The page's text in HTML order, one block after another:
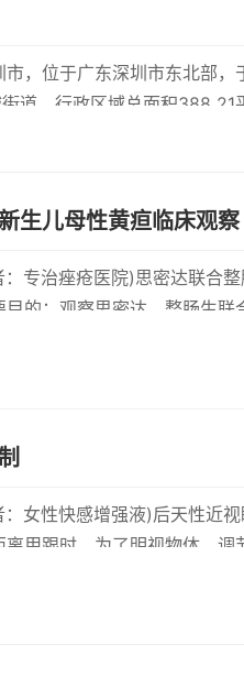
，位于广东深圳市东北部，
道。行政区域总面积388 21
生儿母性黄疸临床观察
专治痤疮医院)思密达联合
的：观察思密达、整肠生联
女性快感增强液)后天性近
用跟时，为了明视物体，调